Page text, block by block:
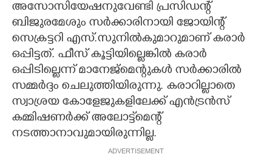
അസോസിയേഷനുവേണ്ടി പ്രസിഡന്റ്
ബിജുരമേശും സർക്കാരിനായി ജോയിന്റ്
സെക്രട്ടറി എസ്.സുനിൽകുമാറുമാണ് കരാർ
ഒപ്പിട്ടത്. ഫീസ് കൂട്ടിയില്ലെങ്കിൽ കരാർ
ഒപ്പിടില്ലെന്ന് മാനേജ്മെന്റുകൾ സർക്കാരിൽ
സമ്മർദ്ദം ചെലുത്തിയിരുന്നു. കരാറില്ലാതെ
സ്വാശ്രയ കോളേജുകളിലേക്ക് എൻട്രൻസ്
കമ്മിഷണർക്ക് അലോട്ട്മെന്റ്
നടത്താനാവുമായിരുന്നില്ല.
ADVERTISEMENT